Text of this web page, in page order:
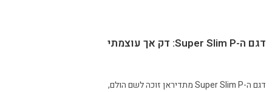
דגם ה-Super Slim P: דק אך עוצמתי
דגם ה-Super Slim P מתדיראן זוכה לשם הולם,